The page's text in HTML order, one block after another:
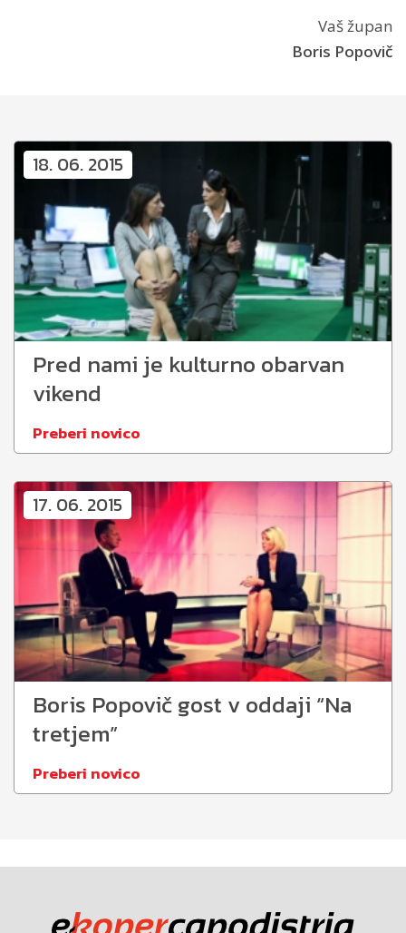
Vaš župan
Boris Popovič
18. 06. 2015
Pred nami je kulturno obarvan
vikend
Preberi novico
17. 06. 2015
Boris Popovič gost v oddaji “Na
tretjem”
Preberi novico